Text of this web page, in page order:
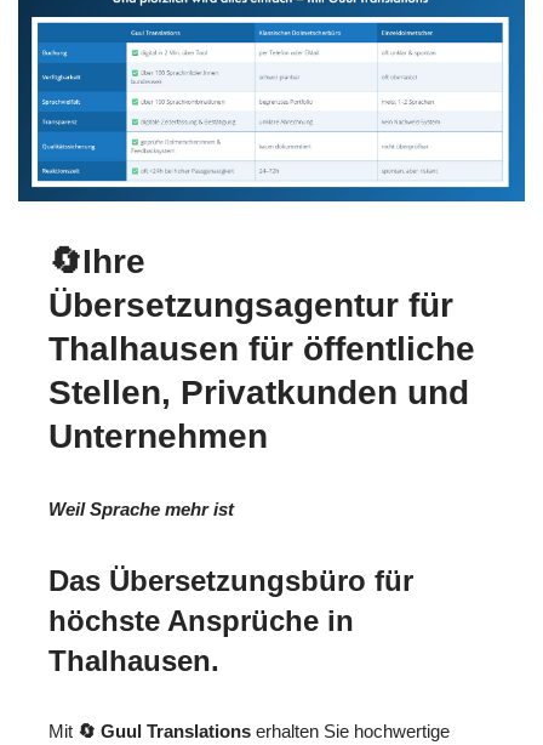
🔄Ihre
Übersetzungsagentur für
Thalhausen für öffentliche
Stellen, Privatkunden und
Unternehmen
Weil Sprache mehr ist
Das Übersetzungsbüro für
höchste Ansprüche in
Thalhausen.
Mit 🔄 Guul Translations erhalten Sie hochwertige